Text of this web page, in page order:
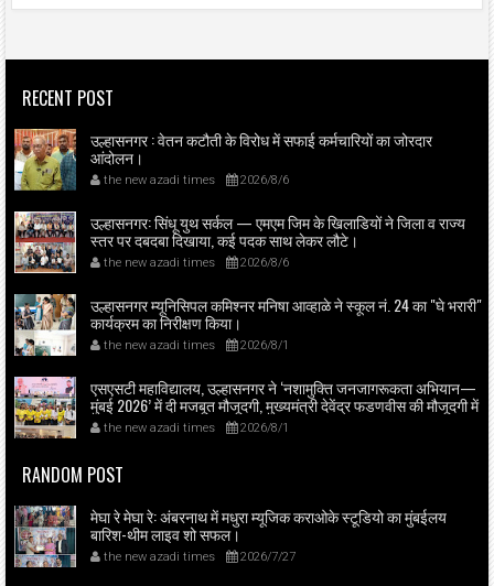
RECENT POST
उल्हासनगर : वेतन कटौती के विरोध में सफाई कर्मचारियों का जोरदार
आंदोलन।
the new azadi times 2026/8/6
उल्हासनगर: सिंधू युथ सर्कल — एमएम जिम के खिलाडियों ने जिला व राज्य
स्तर पर दबदबा दिखाया, कई पदक साथ लेकर लौटे।
the new azadi times 2026/8/6
उल्हासनगर म्यूनिसिपल कमिश्नर मनिषा आव्हाळे ने स्कूल नं. 24 का "घे भरारी"
कार्यक्रम का निरीक्षण किया।
the new azadi times 2026/8/1
एसएसटी महाविद्यालय, उल्हासनगर ने ‘नशामुक्ति जनजागरूकता अभियान—
मुंबई 2026’ में दी मजबूत मौजूदगी, मुख्यमंत्री देवेंद्र फडणवीस की मौजूदगी में
मुंबई के एनएससीआई डोम में आयोजित शपथ ग्रहण समारोह का लाइव
प्रसारण उल्हासनगर में भी दिखाया गया; छात्रों ने प्रत्यक्ष व ऑनलाइन
the new azadi times 2026/8/1
RANDOM POST
मेघा रे मेघा रे: अंबरनाथ में मधुरा म्यूजिक कराओके स्टूडियो का मुंबईलय
बारिश-थीम लाइव शो सफल।
the new azadi times 2026/7/27